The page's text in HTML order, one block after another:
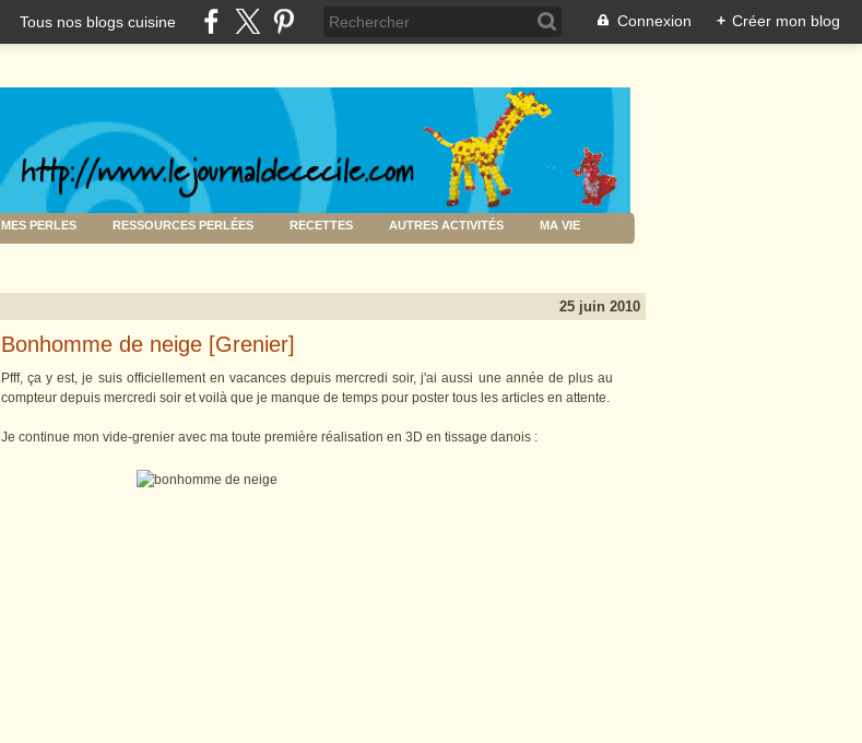
Tous nos blogs cuisine Connexion + Créer mon blog
MES PERLES RESSOURCES PERLÉES RECETTES AUTRES ACTIVITÉS MA VIE
25 juin 2010
Bonhomme de neige [Grenier]
Pfff, ça y est, je suis officiellement en vacances depuis mercredi soir, j'ai aussi une année de plus au
compteur depuis mercredi soir et voilà que je manque de temps pour poster tous les articles en attente.
Je continue mon vide-grenier avec ma toute première réalisation en 3D en tissage danois :